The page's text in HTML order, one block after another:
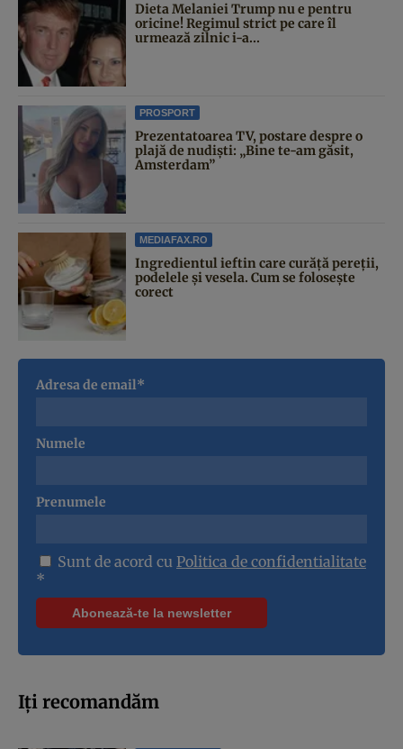
Dieta Melaniei Trump nu e pentru
oricine! Regimul strict pe care îl
urmează zilnic i-a...
PROSPORT
Prezentatoarea TV, postare despre o
plajă de nudiști: „Bine te-am găsit,
Amsterdam”
MEDIAFAX.RO
Ingredientul ieftin care curăță pereții,
podelele și vesela. Cum se folosește
corect
Adresa de email*
Numele
Prenumele
Sunt de acord cu Politica de confidentialitate
*
Iți recomandăm